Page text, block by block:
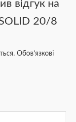
відгук на
20/8
Обов’язкові